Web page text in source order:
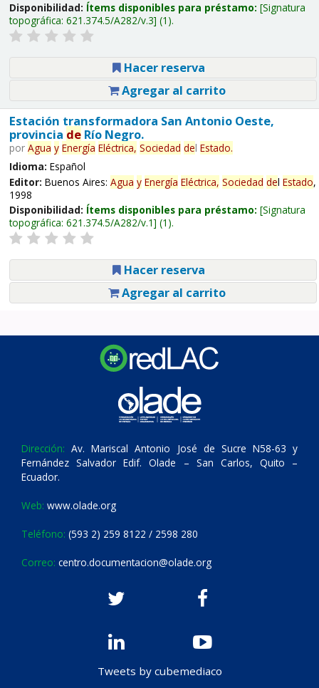
Disponibilidad: Ítems disponibles para préstamo: Signatura
topográfica: 621.374.5/A282/v.3 (1).
Hacer reserva
Agregar al carrito
Estación transformadora San Antonio Oeste,
provincia deRío Negro.
por Agua y Energía Eléctrica, Sociedad del Estado.
Idioma: Español
Editor: Buenos Aires: Agua y Energía Eléctrica, Sociedad del Estado,
1998
Disponibilidad: Ítems disponibles para préstamo: Signatura
topográfica: 621.374.5/A282/v.1 (1).
Hacer reserva
Agregar al carrito
Dirección: Av. Mariscal Antonio José de Sucre N58-63 y
Fernández Salvador Edif. Olade – San Carlos, Quito –
Ecuador.
Web: www.olade.org
Teléfono: (593 2) 259 8122 / 2598 280
Correo: centro.documentacion@olade.org
Tweets by cubemediaco